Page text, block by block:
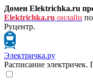
Домен Elektrichka.ru
Elektrichka.ru онлайн
Руцентр.
Электричка.ру
Расписание электричек.